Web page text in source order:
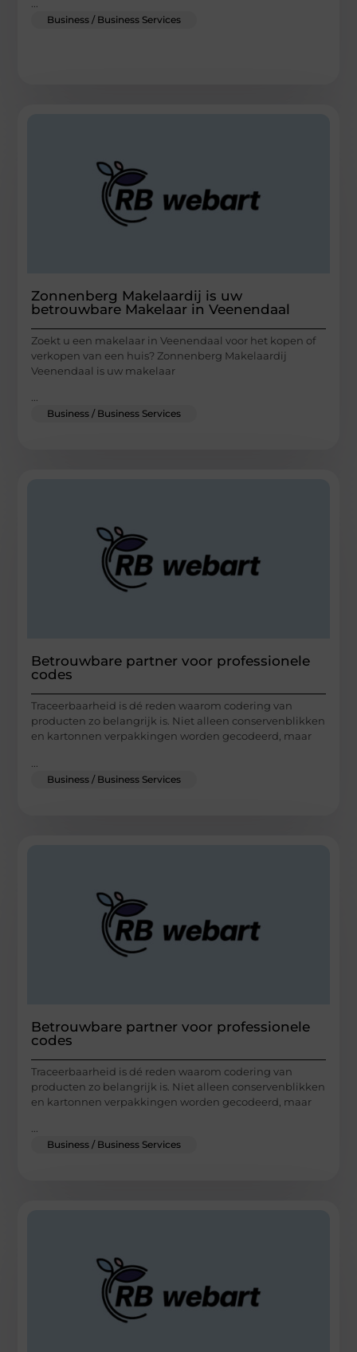
Business / Business Services
Zonnenberg Makelaardij is uw
betrouwbare Makelaar in Veenendaal
Zoekt u een makelaar in Veenendaal voor het kopen of
verkopen van een huis? Zonnenberg Makelaardij
Veenendaal is uw makelaar
...
Business / Business Services
Betrouwbare partner voor professionele
codes
Traceerbaarheid is dé reden waarom codering van
producten zo belangrijk is. Niet alleen conservenblikken
en kartonnen verpakkingen worden gecodeerd, maar
Business / Business Services
Betrouwbare partner voor professionele
codes
Traceerbaarheid is dé reden waarom codering van
producten zo belangrijk is. Niet alleen conservenblikken
en kartonnen verpakkingen worden gecodeerd, maar
...
Business / Business Services